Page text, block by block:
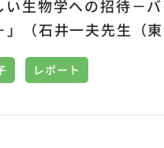
い生物学への招待－
（石井一夫先生（東
レポート